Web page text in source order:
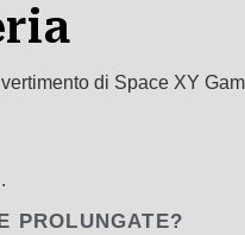
di Space XY
PROLUNGATE?